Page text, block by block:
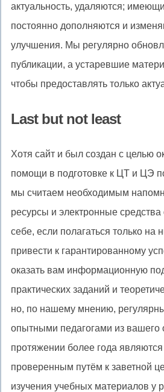
актуальность, удаляются;
постоянно дополняются и
улучшения. Мы регулярно
публикации, а устаревшие
чтобы предоставлять только
Last but not least
Хотя сайт и был создан с целью
помощи в подготовке к ЦТ и ЦЭ
мы считаем необходимым
ресурсы и электронные
себе, если полагаться только на
привести к гарантированному
оказать вам информационную
практических заданий и
но, по нашему мнению,
опытными педагогами из вашего
протяжении более года
проверенным путём к заветной
изучения учебных материалов у